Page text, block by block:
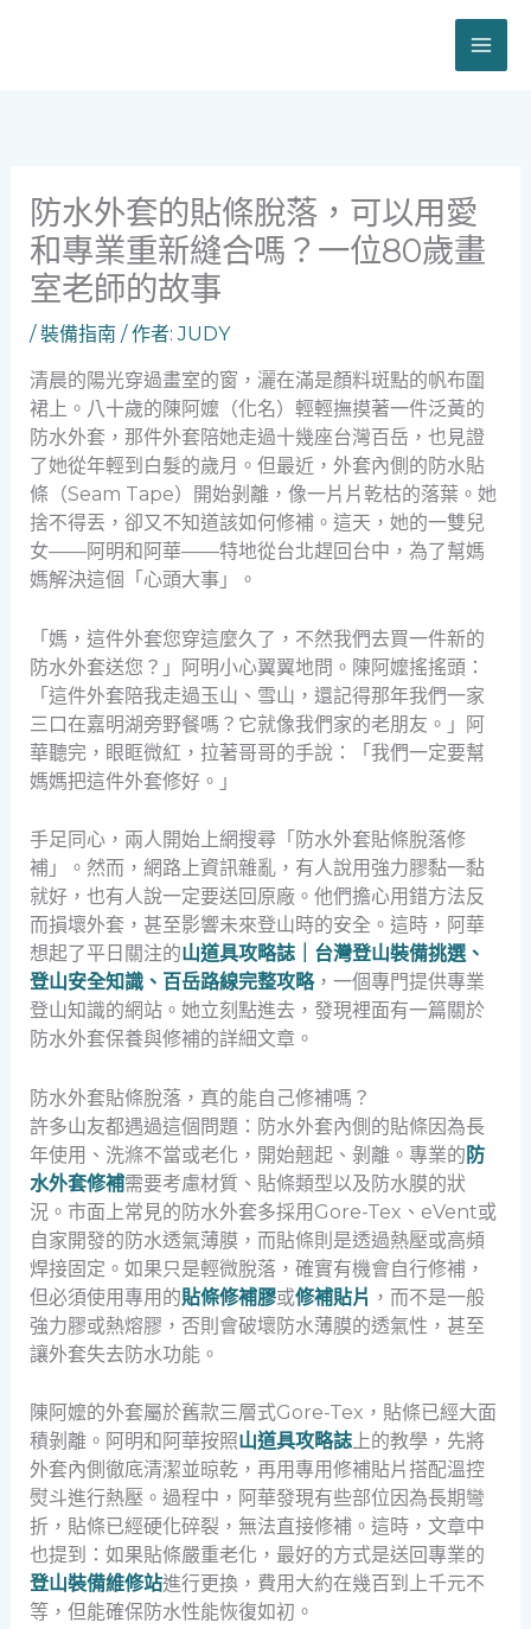
防水外套的貼條脫落，可以用愛
和專業重新縫合嗎？一位80歲畫
室老師的故事
/裝備指南 / 作者:JUDY
清晨的陽光穿過畫室的窗，灑在滿是顏料斑點的帆布圍
裙上。八十歲的陳阿嬤（化名）輕輕撫摸著一件泛黃的
防水外套，那件外套陪她走過十幾座台灣百岳，也見證
了她從年輕到白髮的歲月。但最近，外套內側的防水貼
條（Seam Tape）開始剝離，像一片片乾枯的落葉。她
捨不得丟，卻又不知道該如何修補。這天，她的一雙兒
女——阿明和阿華——特地從台北趕回台中，為了幫媽
媽解決這個「心頭大事」。
「媽，這件外套您穿這麼久了，不然我們去買一件新的
防水外套送您？」阿明小心翼翼地問。陳阿嬤搖搖頭：
「這件外套陪我走過玉山、雪山，還記得那年我們一家
三口在嘉明湖旁野餐嗎？它就像我們家的老朋友。」阿
華聽完，眼眶微紅，拉著哥哥的手說：「我們一定要幫
媽媽把這件外套修好。」
手足同心，兩人開始上網搜尋「防水外套貼條脫落修
補」。然而，網路上資訊雜亂，有人說用強力膠黏一黏
就好，也有人說一定要送回原廠。他們擔心用錯方法反
而損壞外套，甚至影響未來登山時的安全。這時，阿華
想起了平日關注的山道具攻略誌｜台灣登山裝備挑選、
登山安全知識、百岳路線完整攻略，一個專門提供專業
登山知識的網站。她立刻點進去，發現裡面有一篇關於
防水外套保養與修補的詳細文章。
防水外套貼條脫落，真的能自己修補嗎？
許多山友都遇過這個問題：防水外套內側的貼條因為長
年使用、洗滌不當或老化，開始翹起、剝離。專業的 防
水外套修補需要考慮材質、貼條類型以及防水膜的狀
況。市面上常見的防水外套多採用Gore-Tex、eVent或
自家開發的防水透氣薄膜，而貼條則是透過熱壓或高頻
焊接固定。如果只是輕微脫落，確實有機會自行修補，
但必須使用專用的貼條修補膠或修補貼片 ，而不是一般
強力膠或熱熔膠，否則會破壞防水薄膜的透氣性，甚至
讓外套失去防水功能。
陳阿嬤的外套屬於舊款三層式Gore-Tex，貼條已經大面
積剝離。阿明和阿華按照山道具攻略誌上的教學，先將
外套內側徹底清潔並晾乾，再用專用修補貼片搭配溫控
熨斗進行熱壓。過程中，阿華發現有些部位因為長期彎
折，貼條已經硬化碎裂，無法直接修補。這時，文章中
也提到：如果貼條嚴重老化，最好的方式是送回專業的
登山裝備維修站進行更換，費用大約在幾百到上千元不
等，但能確保防水性能恢復如初。